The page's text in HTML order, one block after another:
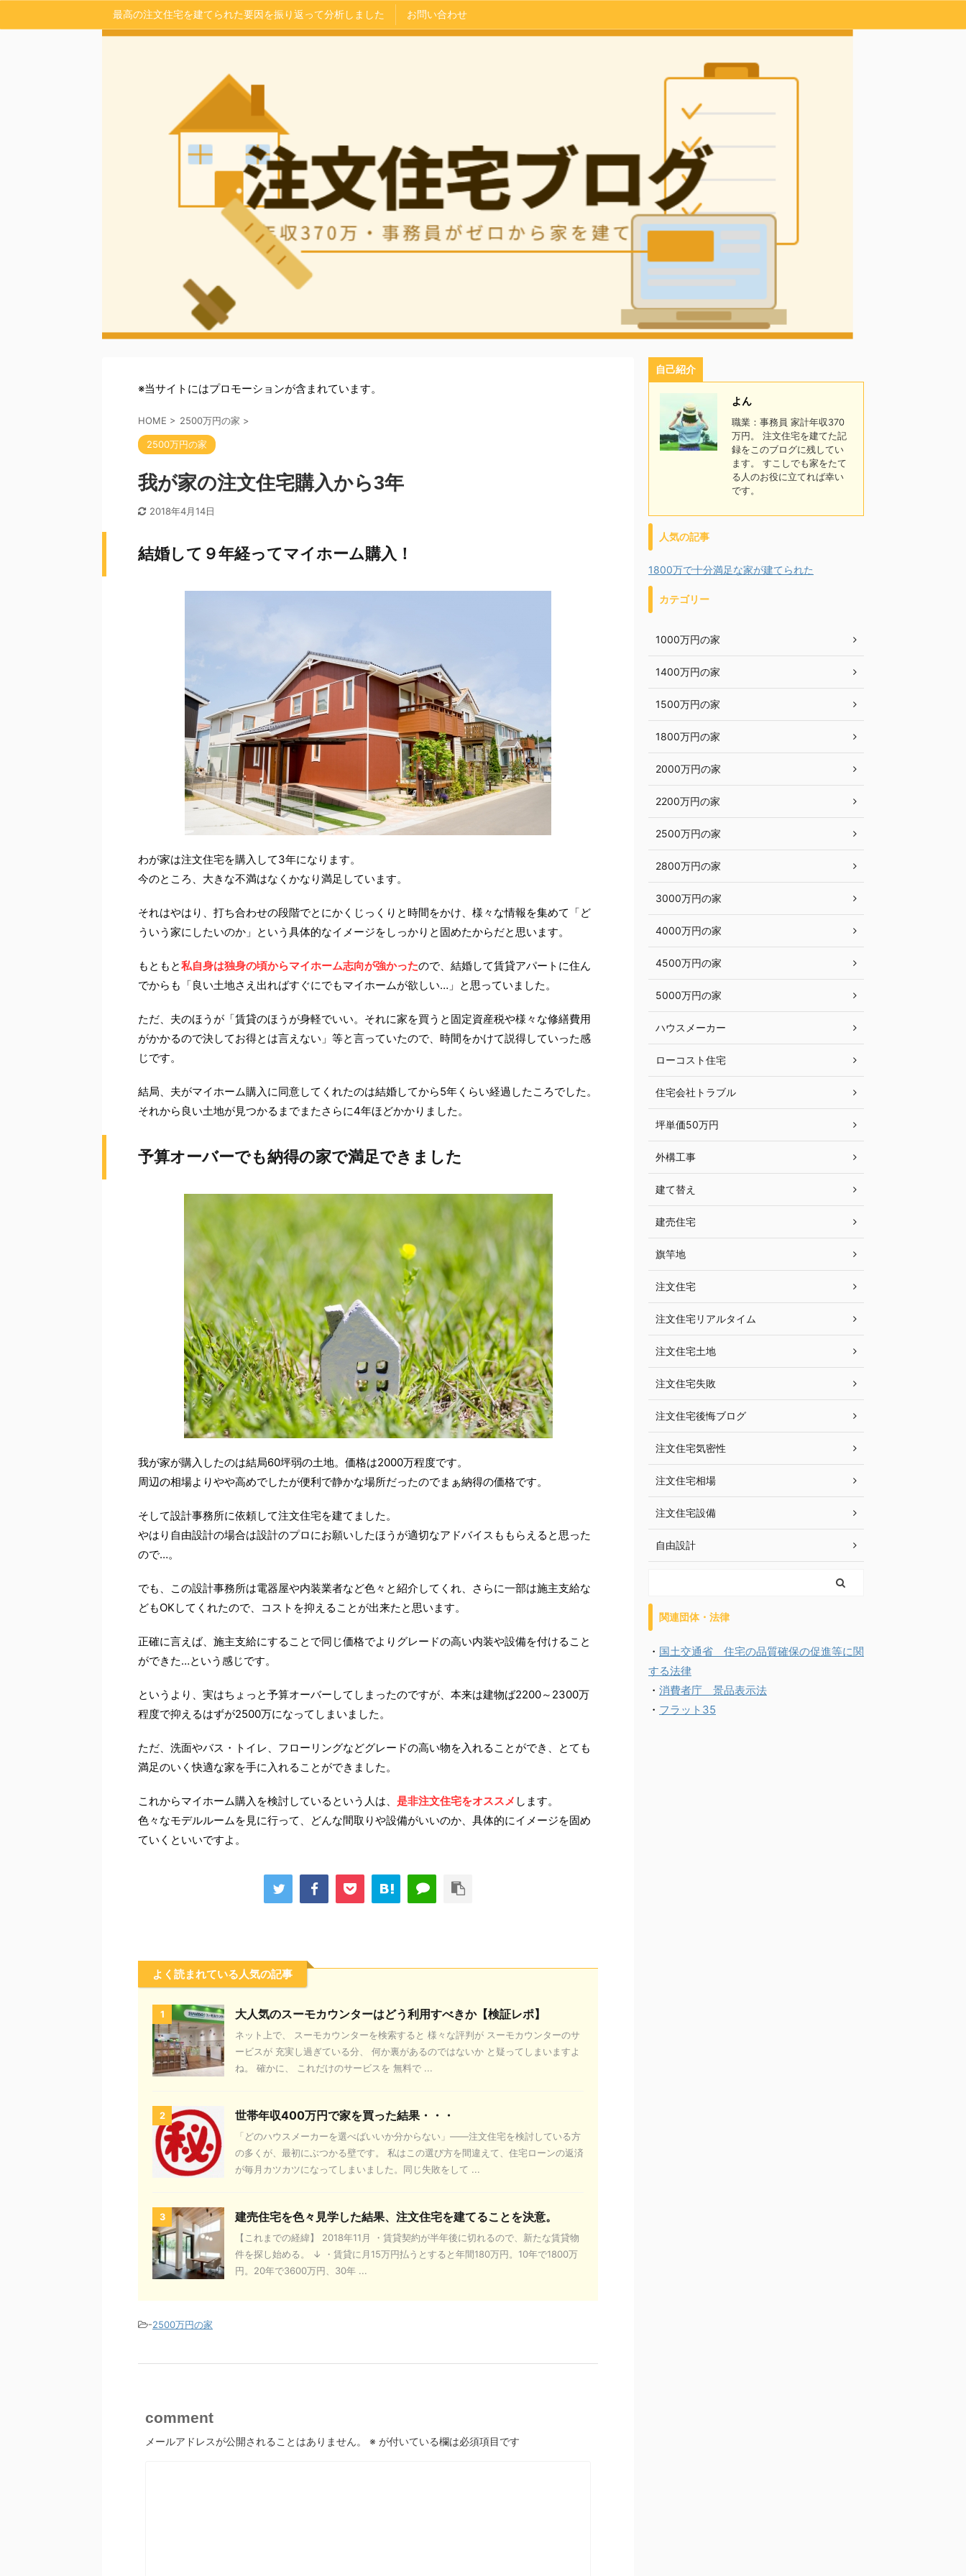
最高の注文住宅を建てられた要因を振り返って分析しました お問い合わせ
※当サイトにはプロモーションが含まれています。
HOME > 2500万円の家 >
2500万円の家
我が家の注文住宅購入から3年
2018年4月14日
結婚して９年経ってマイホーム購入！
わが家は注文住宅を購入して3年になります。
今のところ、大きな不満はなくかなり満足しています。
それはやはり、打ち合わせの段階でとにかくじっくりと時間をかけ、様々な情報を集めて「ど
ういう家にしたいのか」という具体的なイメージをしっかりと固めたからだと思います。
もともと私自身は独身の頃からマイホーム志向が強かったので、結婚して賃貸アパートに住ん
でからも「良い土地さえ出ればすぐにでもマイホームが欲しい…」と思っていました。
ただ、夫のほうが「賃貸のほうが身軽でいい。それに家を買うと固定資産税や様々な修繕費用
がかかるので決してお得とは言えない」等と言っていたので、時間をかけて説得していった感
じです。
結局、夫がマイホーム購入に同意してくれたのは結婚してから5年くらい経過したころでした。
それから良い土地が見つかるまでまたさらに4年ほどかかりました。
予算オーバーでも納得の家で満足できました
我が家が購入したのは結局60坪弱の土地。価格は2000万程度です。
周辺の相場よりやや高めでしたが便利で静かな場所だったのでまぁ納得の価格です。
そして設計事務所に依頼して注文住宅を建てました。
やはり自由設計の場合は設計のプロにお願いしたほうが適切なアドバイスももらえると思った
ので…。
でも、この設計事務所は電器屋や内装業者など色々と紹介してくれ、さらに一部は施主支給な
どもOKしてくれたので、コストを抑えることが出来たと思います。
正確に言えば、施主支給にすることで同じ価格でよりグレードの高い内装や設備を付けること
ができた…という感じです。
というより、実はちょっと予算オーバーしてしまったのですが、本来は建物ば2200～2300万
程度で抑えるはずが2500万になってしまいました。
ただ、洗面やバス・トイレ、フローリングなどグレードの高い物を入れることができ、とても
満足のいく快適な家を手に入れることができました。
これからマイホーム購入を検討しているという人は、 是非注文住宅をオススメ します。
色々なモデルルームを見に行って、どんな間取りや設備がいいのか、具体的にイメージを固め
ていくといいですよ。
よく読まれている人気の記事
1 大人気のスーモカウンターはどう利用すべきか【検証レポ】
ネット上で、 スーモカウンターを検索すると 様々な評判が スーモカウンターのサ
ービスが 充実し過ぎている分、 何か裏があるのではないか と疑ってしまいますよ
ね。 確かに、 これだけのサービスを 無料で ...
2 世帯年収400万円で家を買った結果・・・
「どのハウスメーカーを選べばいいか分からない」——注文住宅を検討している方
の多くが、最初にぶつかる壁です。 私はこの選び方を間違えて、住宅ローンの返済
が毎月カツカツになってしまいました。同じ失敗をして ...
3 建売住宅を色々見学した結果、注文住宅を建てることを決意。
【これまでの経緯】 2018年11月 ・賃貸契約が半年後に切れるので、新たな賃貸物
件を探し始める。 ↓ ・賃貸に月15万円払うとすると年間180万円。10年で1800万
円。20年で3600万円、30年 ...
-2500万円の家
comment
メールアドレスが公開されることはありません。 ※ が付いている欄は必須項目です
自己紹介
よん
職業：事務員 家計年収370
万円。 注文住宅を建てた記
録をこのブログに残してい
ます。 すこしでも家をたて
る人のお役に立てれば幸い
です。
人気の記事
1800万で十分満足な家が建てられた
カテゴリー
1000万円の家
1400万円の家
1500万円の家
1800万円の家
2000万円の家
2200万円の家
2500万円の家
2800万円の家
3000万円の家
4000万円の家
4500万円の家
5000万円の家
ハウスメーカー
ローコスト住宅
住宅会社トラブル
坪単価50万円
外構工事
建て替え
建売住宅
旗竿地
注文住宅
注文住宅リアルタイム
注文住宅土地
注文住宅失敗
注文住宅後悔ブログ
注文住宅気密性
注文住宅相場
注文住宅設備
自由設計
関連団体・法律
・ 国土交通省 住宅の品質確保の促進等に関
する法律
・ 消費者庁 景品表示法
・ フラット35